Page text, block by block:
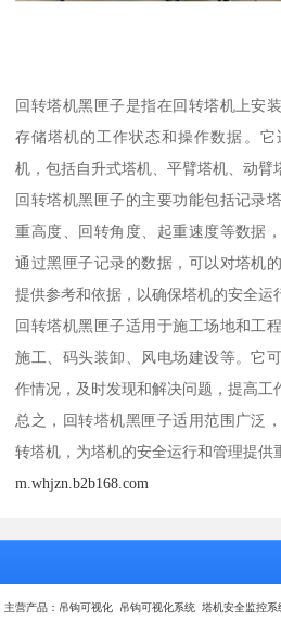
回转塔机黑匣子是指在回转塔机上安
存储塔机的工作状态和操作数据。
机，包括自升式塔机、平臂塔机、动臂
回转塔机黑匣子的主要功能包括记录
重高度、回转角度、起重速度等数据
通过黑匣子记录的数据，可以对塔机
提供参考和依据，以确保塔机的安全运
回转塔机黑匣子适用于施工场地和工
施工、码头装卸、风电场建设等。它
作情况，及时发现和解决问题，提高工
总之，回转塔机黑匣子适用范围广泛
转塔机，为塔机的安全运行和管理提供
m.whjzn.b2b168.com
主营产品：吊钩可视化 吊钩可视化系统 塔机安全监控